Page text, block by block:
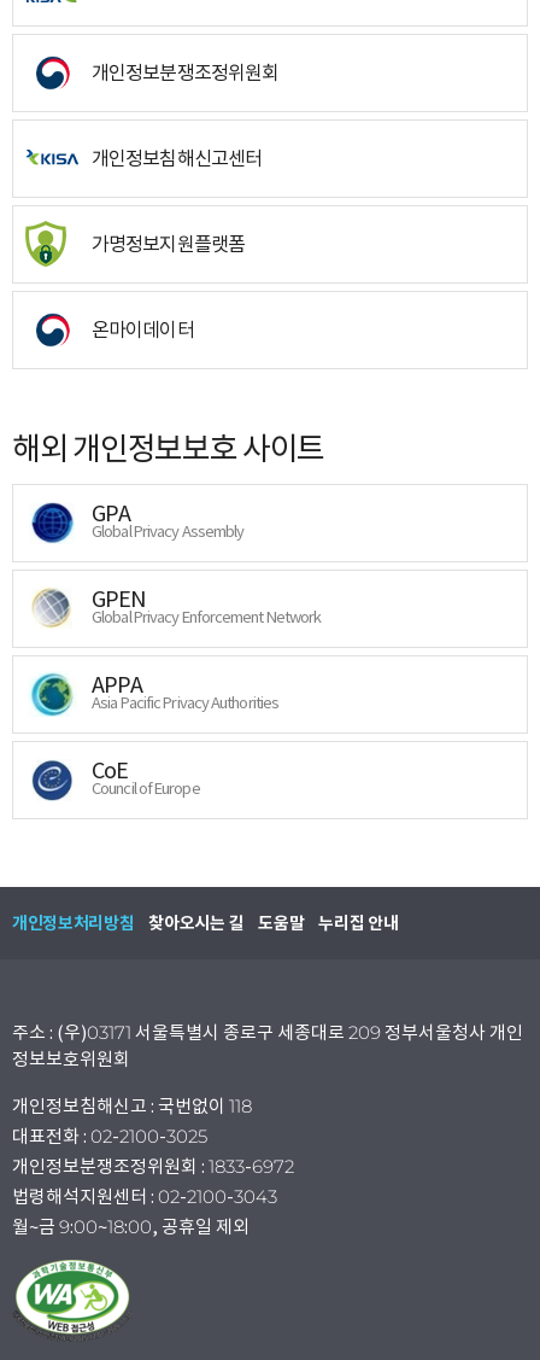
개인정보분쟁조정위원회
개인정보침해신고센터
가명정보지원플랫폼
온마이데이터
해외 개인정보보호 사이트
GPA
Global Privacy Assembly
GPEN
Global Privacy Enforcement Network
APPA
Asia Pacific Privacy Authorities
CoE
Council of Europe
개인정보처리방침 찾아오시는 길 도움말 누리집 안내
주소 : (우)03171 서울특별시 종로구 세종대로 209 정부서울청사 개인
정보보호위원회
개인정보침해신고 : 국번없이 118
대표전화 : 02-2100-3025
개인정보분쟁조정위원회 : 1833-6972
법령해석지원센터 : 02-2100-3043
월~금 9:00~18:00, 공휴일 제외